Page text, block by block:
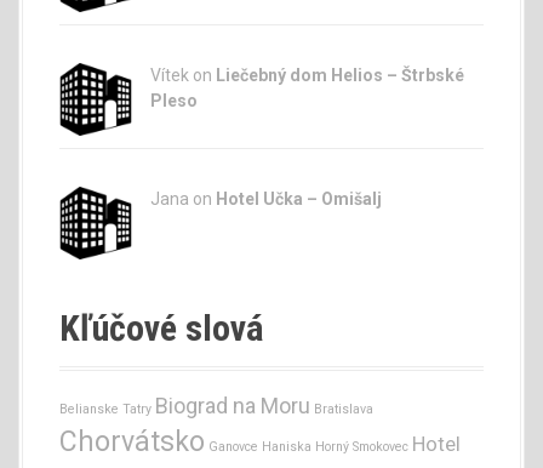
Vítek on Liečebný dom Helios – Štrbské
Pleso
Jana on Hotel Učka – Omišalj
Kľúčové slová
Belianske Tatry Biograd na Moru Bratislava
Chorvátsko Ganovce Haniska Horný Smokovec Hotel